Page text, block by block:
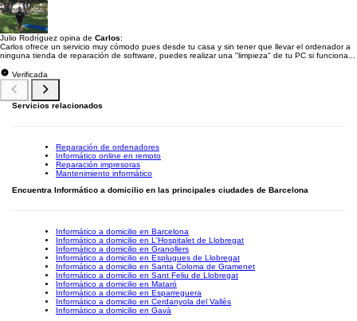
Julio Rodríguez opina de Carlos:
Carlos ofrece un servicio muy cómodo pues desde tu casa y sin tener que llevar el ordenador a
ninguna tienda de reparación de software, puedes realizar una "limpieza" de tu PC si funciona...
Verificada
Servicios relacionados
Reparación de ordenadores
Informático online en remoto
Reparación impresoras
Mantenimiento informático
Encuentra Informático a domicilio en las principales ciudades de Barcelona
Informático a domicilio en Barcelona
Informático a domicilio en L'Hospitalet de Llobregat
Informático a domicilio en Granollers
Informático a domicilio en Esplugues de Llobregat
Informático a domicilio en Santa Coloma de Gramenet
Informático a domicilio en Sant Feliu de Llobregat
Informático a domicilio en Mataró
Informático a domicilio en Esparreguera
Informático a domicilio en Cerdanyola del Vallès
Informático a domicilio en Gavà